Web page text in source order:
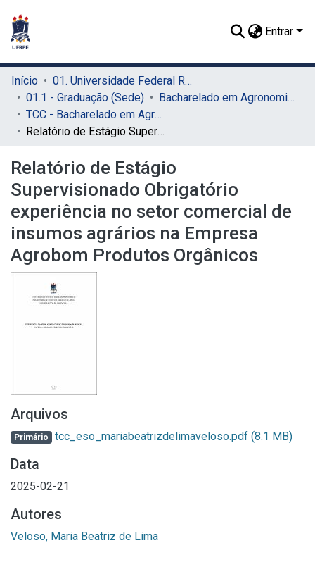
Entrar
Início
01. Universidade Federal Rural de Pernambuco - UFRPE (Sede)
01.1 - Graduação (Sede)
Bacharelado em Agronomia (Sede)
TCC - Bacharelado em Agronomia (Sede)
Relatório de Estágio Supervisionado Obrigatório experiência no setor comercial de insumos agrários na Empresa Agrobom Produtos Orgânicos
Relatório de Estágio
Supervisionado Obrigatório
experiência no setor comercial de
insumos agrários na Empresa
Agrobom Produtos Orgânicos
Arquivos
Primário tcc_eso_mariabeatrizdelimaveloso.pdf (8.1 MB)
Data
2025-02-21
Autores
Veloso, Maria Beatriz de Lima